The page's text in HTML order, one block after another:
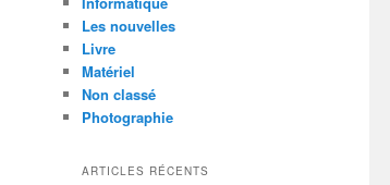
Les nouvelles
Livre
Matériel
Non classé
Photographie
ARTICLES RÉCENTS